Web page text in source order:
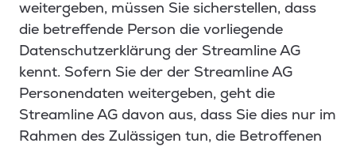
weitergeben, müssen Sie sicherstellen, dass
die betreffende Person die vorliegende
Datenschutzerklärung der Streamline AG
kennt. Sofern Sie der der Streamline AG
Personendaten weitergeben, geht die
Streamline AG davon aus, dass Sie dies nur im
Rahmen des Zulässigen tun, die Betroffenen